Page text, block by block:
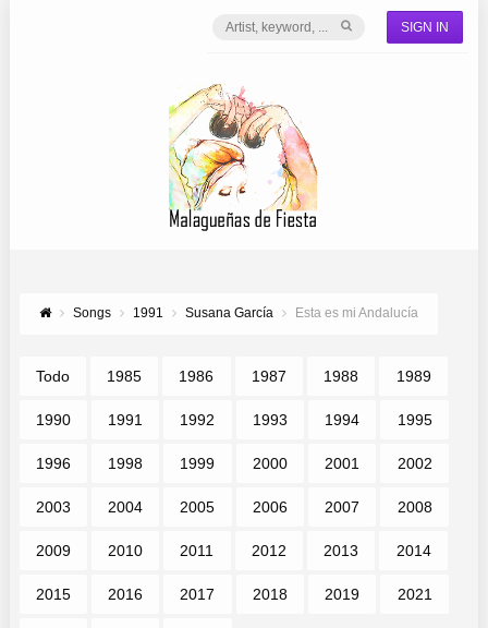
SIGN IN
Songs 1991 Susana García Esta es mi Andalucía
Todo 1985 1986 1987 1988 1989
1990 1991 1992 1993 1994 1995
1996 1998 1999 2000 2001 2002
2003 2004 2005 2006 2007 2008
2009 2010 2011 2012 2013 2014
2015 2016 2017 2018 2019 2021